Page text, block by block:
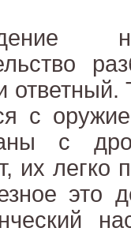
ответный.
с
с
их легко
это